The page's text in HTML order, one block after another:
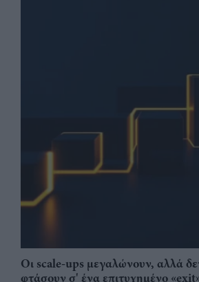
Οι scale-ups μεγαλώνουν, αλλά
φτάσουν σ' ένα επιτυχημένο